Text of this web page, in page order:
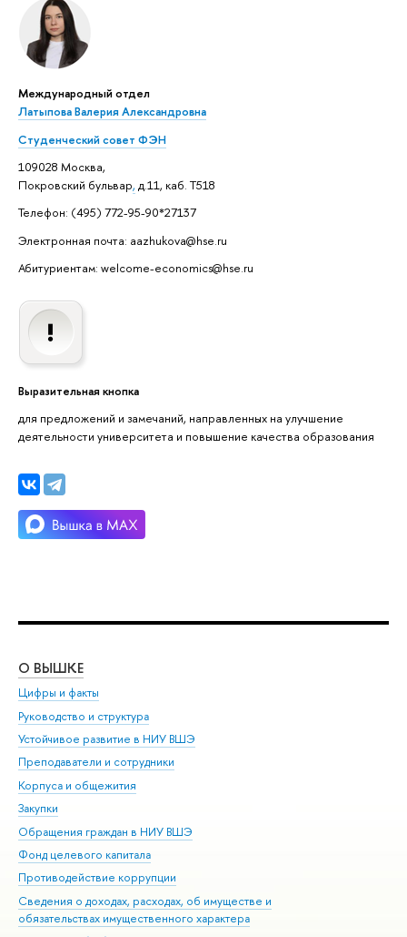
Международный отдел
Латыпова Валерия Александровна
Студенческий совет ФЭН
109028 Москва,
Покровский бульвар, д.11, каб. Т518
Телефон: (495) 772-95-90*27137
Электронная почта: aazhukova@hse.ru
Абитуриентам: welcome-economics@hse.ru
Выразительная кнопка
для предложений и замечаний, направленных на улучшение
деятельности университета и повышение качества образования
О ВЫШКЕ
Цифры и факты
Руководство и структура
Устойчивое развитие в НИУ ВШЭ
Преподаватели и сотрудники
Корпуса и общежития
Закупки
Обращения граждан в НИУ ВШЭ
Фонд целевого капитала
Противодействие коррупции
Сведения о доходах, расходах, об имуществе и
обязательствах имущественного характера